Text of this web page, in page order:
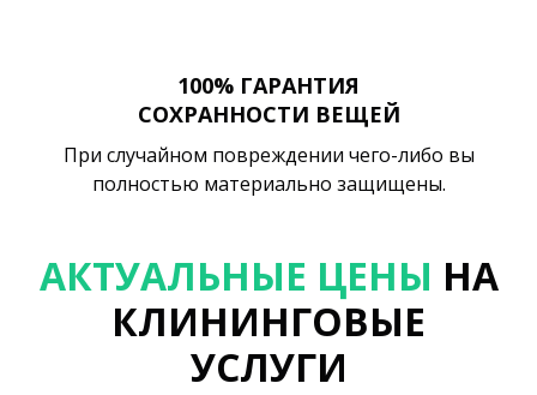
100% ГАРАНТИЯ
СОХРАННОСТИ ВЕЩЕЙ
При случайном повреждении чего-либо вы
полностью материально защищены.
АКТУАЛЬНЫЕ ЦЕНЫ НА
КЛИНИНГОВЫЕ
УСЛУГИ